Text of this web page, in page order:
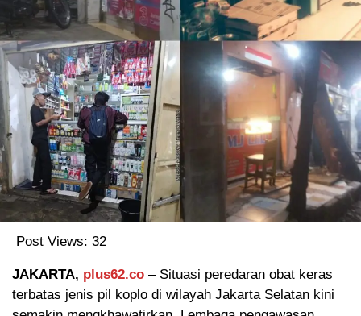
Post Views: 32
JAKARTA, plus62.co – Situasi peredaran obat keras
terbatas jenis pil koplo di wilayah Jakarta Selatan kini